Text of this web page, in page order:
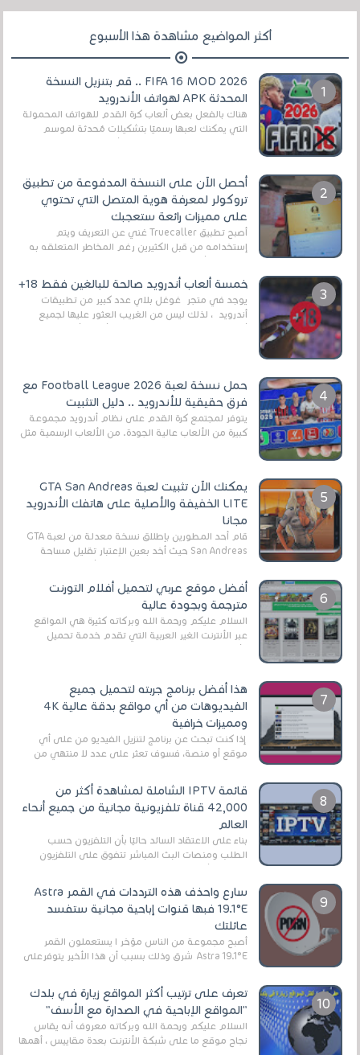
أكثر المواضيع مشاهدة هذا الأسبوع
FIFA 16 MOD 2026 .. قم بتنزيل النسخة
المحدثة APK لهواتف الأندرويد
هناك بالفعل بعض ألعاب كرة القدم للهواتف المحمولة
التي يمكنك لعبها رسميًا بتشكيلات مُحدثة لموسم
أحصل الآن على النسخة المدفوعة من تطبيق
تروكولر لمعرفة هوية المتصل التي تحتوي
على مميزات رائعة ستعجبك
أصبح تطبيق Truecaller غني عن التعريف ويتم
إستخدامه من قبل الكثيرين رغم المخاطر المتعلقه به
خمسة ألعاب أندرويد صالحة للبالغين فقط 18+
يوجد في متجر غوغل بلاي عدد كبير من تطبيقات
أندرويد ، لذلك ليس من الغريب العثور عليها لجميع
حمل نسخة لعبة Football League 2026 مع
فرق حقيقية للأندرويد .. دليل التثبيت
يتوفر لمجتمع كرة القدم على نظام أندرويد مجموعة
كبيرة من الألعاب عالية الجودة. من الألعاب الرسمية مثل
يمكنك الآن تثبيت لعبة GTA San Andreas
LITE الخفيفة والأصلية على هاتفك الأندرويد
مجانا
قام أحد المطورين بإطلاق نسخة معدلة من لعبة GTA
San Andreas حيث أخد بعين الإعتبار تقليل مساحة
أفضل موقع عربي لتحميل أفلام التورنت
مترجمة وبجودة عالية
السلام عليكم ورحمة الله وبركاته كثيرة هي المواقع
عبر الأنترنت الغير العربية التي تقدم خدمة تحميل
هذا أفضل برنامج جربته لتحميل جميع
الفيديوهات من أي مواقع بدقة عالية 4K
ومميزات خرافية
إذا كنت تبحث عن برنامج لتنزيل الفيديو من على أي
موقع أو منصة، فسوف تعثر على عدد لا منتهي من
قائمة IPTV الشاملة لمشاهدة أكثر من
42,000 قناة تلفزيونية مجانية من جميع أنحاء
العالم
بناءً على الاعتقاد السائد حاليًا بأن التلفزيون حسب
الطلب ومنصات البث المباشر تتفوق على التلفزيون
سارع واحذف هذه الترددات في القمر Astra
19.1°E فبها قنوات إباحية مجانية ستفسد
عائلتك
أصبح مجموعة من الناس مؤخر ا يستعملون القمر
Astra 19.1°E شرق وذلك بسبب أن هذا الأخير يتوفرعلى
تعرف على ترتيب أكثر المواقع زيارة في بلدك
"المواقع الإباحية في الصدارة مع الأسف"
السلام عليكم ورحمة الله وبركاته معروف أنه يقاس
نجاح موقع ما على شبكة الأنترنت بعدة مقاييس ، أهمها